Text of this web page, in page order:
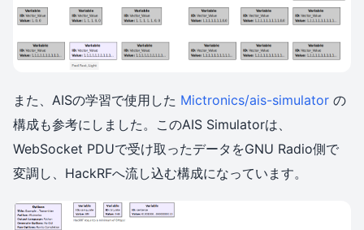
また、AISの学習で使用した Mictronics/ais-simulator の
構成も参考にしました。このAIS Simulatorは、
WebSocket PDUで受け取ったデータをGNU Radio側で
変調し、HackRFへ流し込む構成になっています。